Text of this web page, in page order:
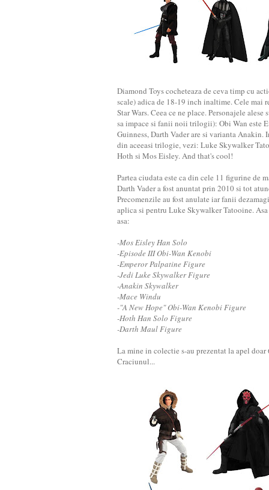
Diamond Toys cocheteaza de ceva timp cu
scale) adica de 18-19 inch inaltime. Cele mai
Star Wars. Ceea ce ne place. Personajele
sa impace si fanii noii trilogii): Obi Wan este
Guinness, Darth Vader are si varianta
din aceeasi trilogie, vezi: Luke Skywalker
Hoth si Mos Eisley. And that's cool!
Partea ciudata este ca din cele 11 figurine de
Darth Vader a fost anuntat prin 2010 si tot
Precomenzile au fost anulate iar fanii
aplica si pentru Luke Skywalker Tatooine.
asa:
-Mos Eisley Han Solo
-Episode III Obi-Wan Kenobi
-Emperor Palpatine Figure
-Jedi Luke Skywalker Figure
-Anakin Skywalker
-Mace Windu
-"A New Hope" Obi-Wan Kenobi Figure
-Hoth Han Solo Figure
-Darth Maul Figure
La mine in colectie s-au prezentat la apel
Craciunul...